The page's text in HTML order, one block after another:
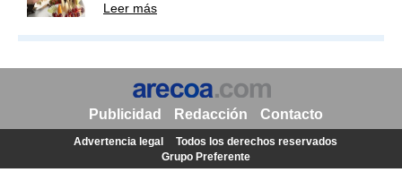
Leer más
Publicidad Redacción Contacto
Advertencia legal
Todos los derechos reservados
Grupo Preferente